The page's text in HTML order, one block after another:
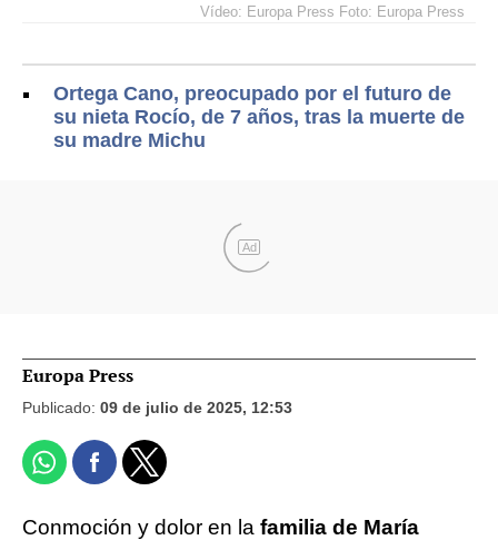
Vídeo: Europa Press Foto: Europa Press
Ortega Cano, preocupado por el futuro de
su nieta Rocío, de 7 años, tras la muerte de
su madre Michu
Ad
Europa Press
Publicado: 09 de julio de 2025, 12:53
Conmoción y dolor en la familia de María